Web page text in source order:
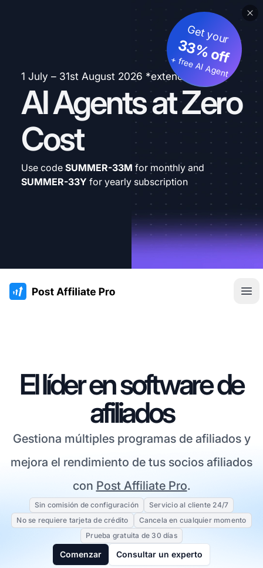
1 July – 31st August 2026 *extended
AI Agents at Zero
Cost
Get your
33% off
+ free AI Agent
Use code SUMMER-33M for monthly and
SUMMER-33Y for yearly subscription
:site.title
El líder en software de
afiliados
Gestiona múltiples programas de afiliados y
mejora el rendimiento de tus socios afiliados
con Post Affiliate Pro.
Sin comisión de configuración
Servicio al cliente 24/7
No se requiere tarjeta de crédito
Cancela en cualquier momento
Prueba gratuita de 30 días
Comenzar Consultar un experto